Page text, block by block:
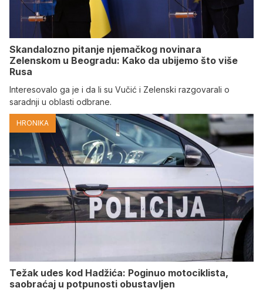
Skandalozno pitanje njemačkog novinara
Zelenskom u Beogradu: Kako da ubijemo što više
Rusa
Interesovalo ga je i da li su Vučić i Zelenski razgovarali o
saradnji u oblasti odbrane.
HRONIKA
Težak udes kod Hadžića: Poginuo motociklista,
saobraćaj u potpunosti obustavljen